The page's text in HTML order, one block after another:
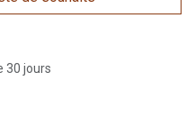
30 jours